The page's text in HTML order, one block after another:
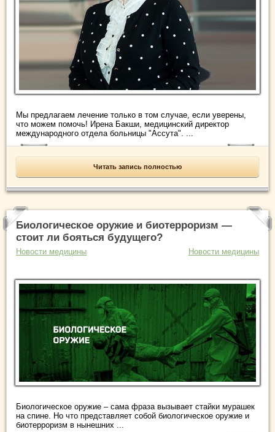
Мы предлагаем лечение только в том случае, если уверены,
что можем помочь! Ирена Бакши, медицинский директор
международного отдела больницы "Ассута". ...
Читать запись полностью
Биологическое оружие и биотерроризм —
стоит ли бояться будущего?
Новости медицины Новости медицины
Биологическое оружие – сама фраза вызывает стайки мурашек
на спине. Но что представляет собой биологическое оружие и
биотерроризм в нынешних ...